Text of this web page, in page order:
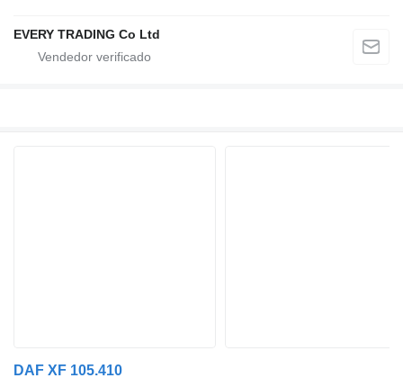
EVERY TRADING Co Ltd
DAF XF 105.410